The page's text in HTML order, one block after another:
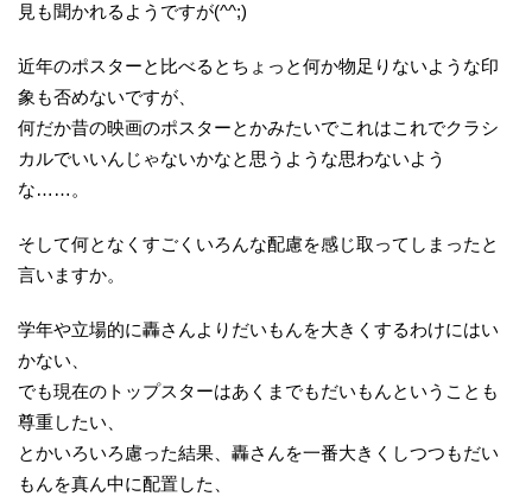
見も聞かれるようですが(^^;)
近年のポスターと比べるとちょっと何か物足りないような印
象も否めないですが、
何だか昔の映画のポスターとかみたいでこれはこれでクラシ
カルでいいんじゃないかなと思うような思わないよう
な……。
そして何となくすごくいろんな配慮を感じ取ってしまったと
言いますか。
学年や立場的に轟さんよりだいもんを大きくするわけにはい
かない、
でも現在のトップスターはあくまでもだいもんということも
尊重したい、
とかいろいろ慮った結果、轟さんを一番大きくしつつもだい
もんを真ん中に配置した、